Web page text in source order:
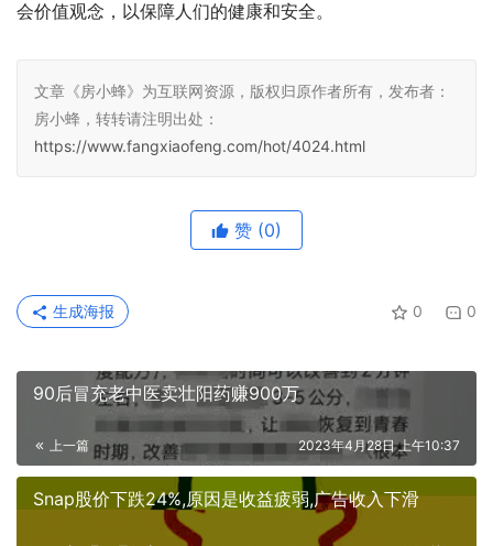
会价值观念，以保障人们的健康和安全。
文章《房小蜂》为互联网资源，版权归原作者所有，发布者：
房小蜂，转转请注明出处：
https://www.fangxiaofeng.com/hot/4024.html
赞 (0)
0 0
生成海报
90后冒充老中医卖壮阳药赚900万
上一篇 2023年4月28日 上午10:37
Snap股价下跌24%,原因是收益疲弱,广告收入下滑